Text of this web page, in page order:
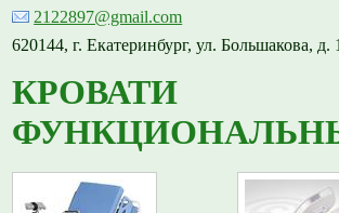
2122897@gmail.com
620144, г. Екатеринбург, ул. Большакова, д.
КРОВАТИ